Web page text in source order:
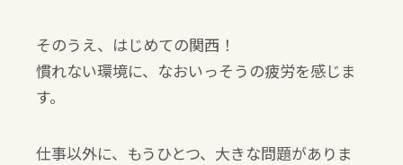
そのうえ、はじめての関西！
慣れない環境に、なおいっそうの疲労を感じま
す。
仕事以外に、もうひとつ、大きな問題がありま